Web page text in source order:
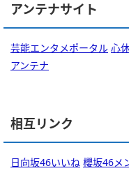
アンテナサイト
芸能エンタメポータル 心
アンテナ
相互リンク
日向坂46いいね 櫻坂46メ